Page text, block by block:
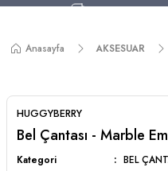
750 TL ve Üzeri
Anasayfa AKSESUAR
HUGGYBERRY
Bel Çantası - Marble
Kategori
BEL